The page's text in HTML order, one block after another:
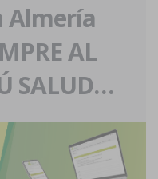
Almería
AL
SALUD…